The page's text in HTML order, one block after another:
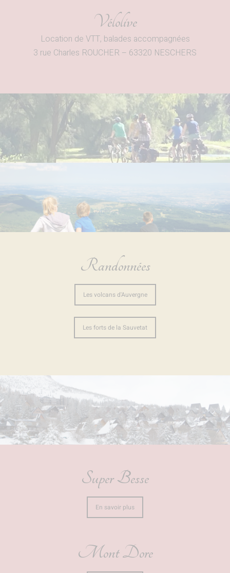
Vélolive
Location de VTT, balades accompagnées
3 rue Charles ROUCHER – 63320 NESCHERS
Randonnées
Les volcans d'Auvergne
Les forts de la Sauvetat
Super Besse
En savoir plus
Mont Dore